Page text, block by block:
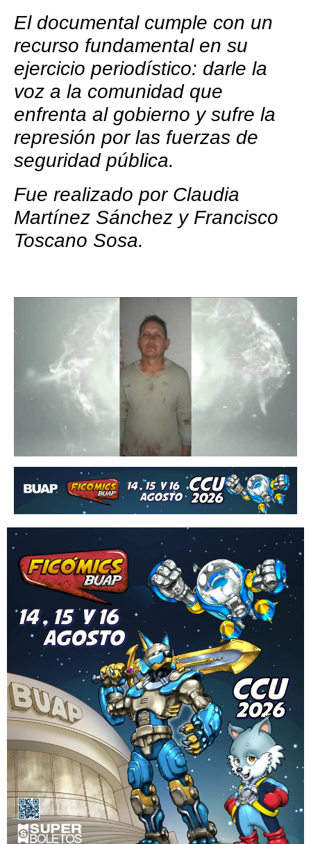
El documental cumple con un
recurso fundamental en su
ejercicio periodístico: darle la
voz a la comunidad que
enfrenta al gobierno y sufre la
represión por las fuerzas de
seguridad pública.
Fue realizado por Claudia
Martínez Sánchez y Francisco
Toscano Sosa.